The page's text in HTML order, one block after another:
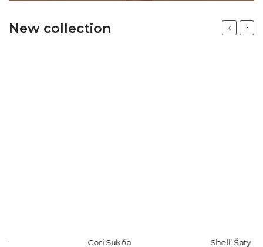
New collection PreviousNext